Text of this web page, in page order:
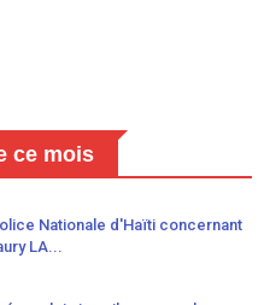
ce mois
Nationale d'Haïti concernant
LA...